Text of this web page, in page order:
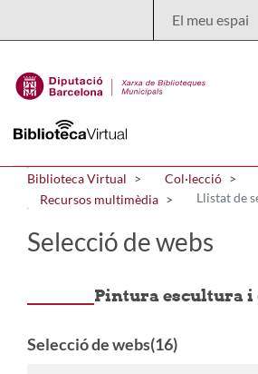
El meu espai
Biblioteca Virtual
Col·lecció
Recursos multimèdia
Llistat de
Selecció de webs
Pintura escultura
Selecció de webs(16)